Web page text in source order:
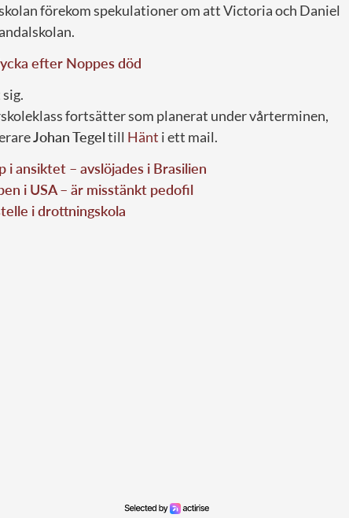
förekom spekulationer om att Victoria och Daniel
efter Noppes död
fortsätter som planerat under vårterminen,
JohanTegeltill Hänt i ett mail.
i ansiktet – avslöjades i Brasilien
i USA – är misstänkt pedofil
i drottningskola